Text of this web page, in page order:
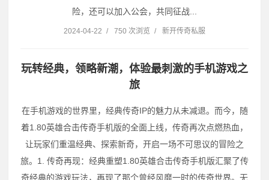
险，还可以加入公会，共同征战...
2024-04-22 / 750 次浏览 / 新开传奇私服
玩转经典，领略新潮，体验最刺激的手机游戏之
旅
在手机游戏的世界里，经典传奇IP的魅力从未减退。而今，随
着1.80英雄合击传奇手机版的全面上线，传奇再次点燃热血，
让玩家们重温经典、探索新奇，开启一场不可思议的冒险之
旅。1. 传奇再现：经典重塑1.80英雄合击传奇手机版汇聚了传
奇经典的游戏玩法，再现了那个曾经风靡一时的传奇世界。无